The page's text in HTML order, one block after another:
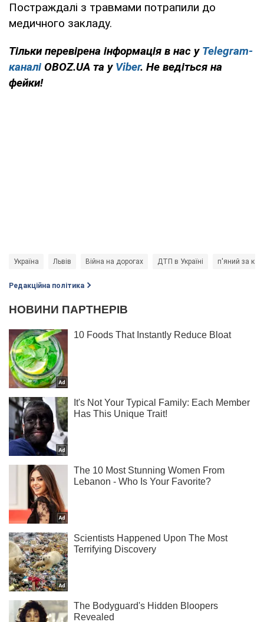
Постраждалі з травмами потрапили до
медичного закладу.
Тільки перевірена інформація в нас у Telegram-
каналі OBOZ.UA та у Viber. Не ведіться на
фейки!
Україна Львів Війна на дорогах ДТП в Україні п'яний за
Редакційна політика